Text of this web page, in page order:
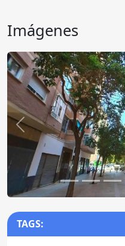
Imágenes
Anterior
TAGS: